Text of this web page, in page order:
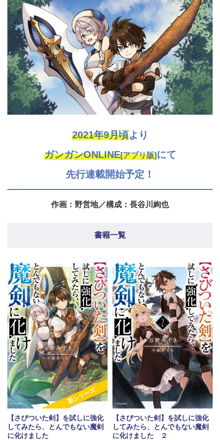
2021年9月頃より
ガンガンONLINE[アプリ版]にて
先行連載開始予定！
作画：野営地／構成：長谷川絢也
書籍一覧
新シリーズ
【さびついた剣】を試しに強化
してみたら、とんでもない魔剣
に化けました
【さびついた剣】を試しに強化
してみたら、とんでもない魔剣
に化けました ２